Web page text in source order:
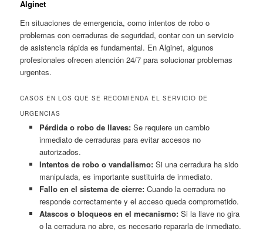
Alginet
En situaciones de emergencia, como intentos de robo o
problemas con cerraduras de seguridad, contar con un servicio
de asistencia rápida es fundamental. En Alginet, algunos
profesionales ofrecen atención 24/7 para solucionar problemas
urgentes.
CASOS EN LOS QUE SE RECOMIENDA EL SERVICIO DE
URGENCIAS
Pérdida o robo de llaves:Se requiere un cambio
inmediato de cerraduras para evitar accesos no
autorizados.
Intentos de robo o vandalismo:Si una cerradura ha sido
manipulada, es importante sustituirla de inmediato.
Fallo en el sistema de cierre:Cuando la cerradura no
responde correctamente y el acceso queda comprometido.
Atascos o bloqueos en el mecanismo:Si la llave no gira
o la cerradura no abre, es necesario repararla de inmediato.